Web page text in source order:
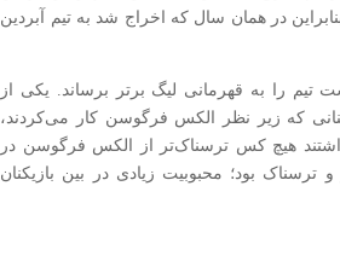
در همان سال که اخراج شد به تیم آبردین
تیم را به قهرمانی لیگ برتر برساند. یکی از
که زیر نظر الکس فرگوسن کار می‌کردند،
هیچ کس ترسناک‌تر از الکس فرگوسن در
و ترسناک بود؛ محبوبیت زیادی در بین بازیکنان